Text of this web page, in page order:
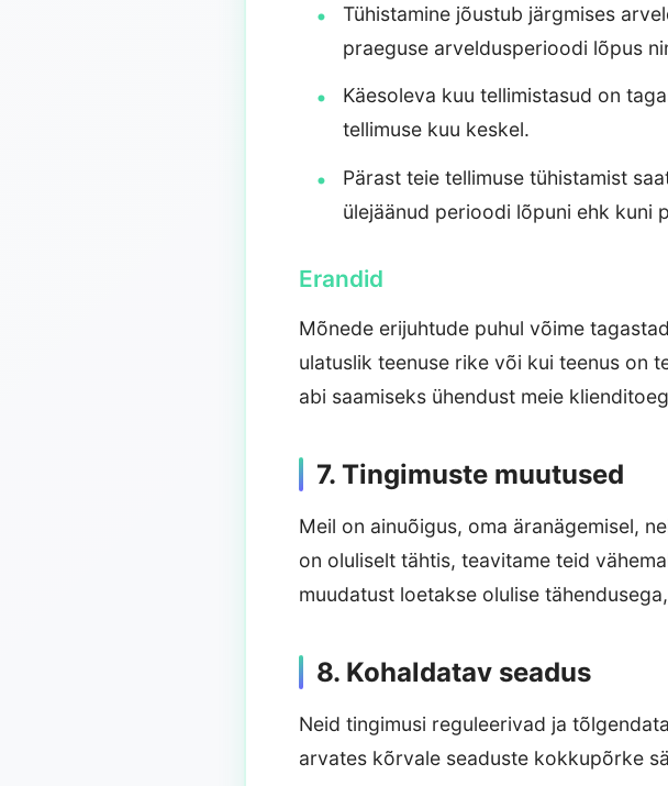
Tühistamine jõustub järgmises
praeguse arveldusperioodi lõpus
Käesoleva kuu tellimistasud on
tellimuse kuu keskel.
Pärast teie tellimuse tühistamist
ülejäänud perioodi lõpuni ehk kuni
Erandid
Mõnede erijuhtude puhul võime
ulatuslik teenuse rike või kui teenus on
abi saamiseks ühendust meie
7. Tingimuste muutused
Meil on ainuõigus, oma äranägemisel,
on oluliselt tähtis, teavitame teid
muudatust loetakse olulise
8. Kohaldatav seadus
Neid tingimusi reguleerivad ja
arvates kõrvale seaduste kokkupõrke